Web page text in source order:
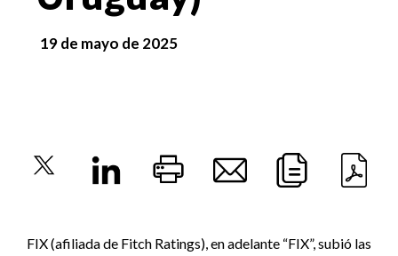
19 de mayo de 2025
FIX (afiliada de Fitch Ratings), en adelante “FIX”, subió las